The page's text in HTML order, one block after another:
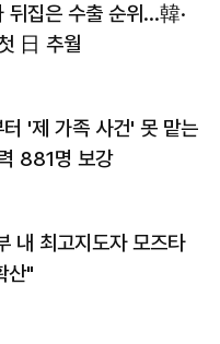
뒤집은 수출 순위…韓·
日 추월
'제 가족 사건' 못 맡는
881명 보강
내 최고지도자 모즈타
산"